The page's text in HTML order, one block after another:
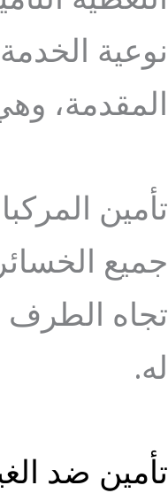
نوعية الخدمة
المقدمة،
تأمين
جميع
تجاه الطرف
له.
تأمين ضد